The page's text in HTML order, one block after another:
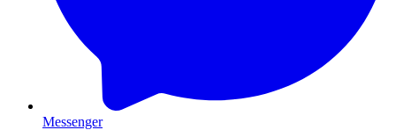
Messenger